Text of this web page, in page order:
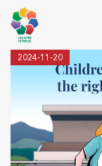
2024-11-20